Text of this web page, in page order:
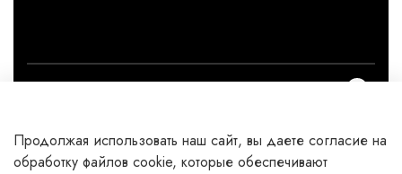
Каталог
Продолжая использовать наш сайт, вы даете согласие на
обработку файлов cookie, которые обеспечивают